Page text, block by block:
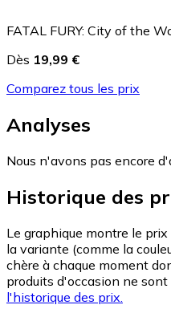
FATAL FURY: City of the
Dès 19,99 €
Comparez tous les prix
Analyses
Nous n'avons pas encore
Historique des
Le graphique montre le
la variante (comme la
chère à chaque moment
produits d'occasion ne sont
l'historique des prix.